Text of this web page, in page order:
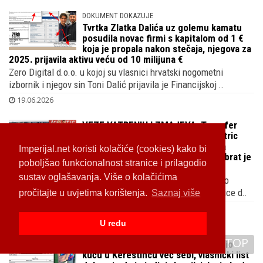
Imperijal.net koristi kolačiće (cookies) kako bi
poboljšao funkcionalnost stranice i prilagodio
sustav oglašavanja. Više o kolačićima
pročitajte u uvjetima korištenja. Saznaj više
U redu
DOKUMENT DOKAZUJE
Tvrtka Zlatka Dalića uz golemu kamatu
posudila novac firmi s kapitalom od 1 €
koja je propala nakon stečaja, njegova za
2025. prijavila aktivu veću od 10 milijuna €
Zero Digital d.o.o. u kojoj su vlasnici hrvatski nogometni
izbornik i njegov sin Toni Dalić prijavila je Financijskoj ..
19.06.2026
VEZE VATRENIH I ZMAJEVA: Transfer
Vatrenog Luke Sučića odradio je stric
bivšeg BiH reprezentativca Kenana
Kodre, zastupa i igrače Hajduka, a brat je
bivšeg be-ha selektora
Uoči okršaja BiH reprezentacije i Švicarske otkrivamo što
povezuje hrvatsku i susjednu reprezentaciju osim činjenice d..
Joško Gvardiol nije roditeljima kupio
kuću u Kerestincu već sebi, vlasnički list
TOP